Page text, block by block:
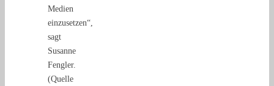
Medien
einzusetzen“,
sagt
Susanne
Fengler.
(Quelle